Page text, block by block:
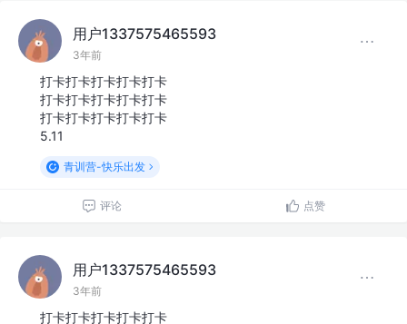
用户1337575465593
3年前
打卡打卡打卡打卡打卡
打卡打卡打卡打卡打卡
打卡打卡打卡打卡打卡
5.11
青训营-快乐出发
评论 点赞
用户1337575465593
3年前
打卡打卡打卡打卡打卡